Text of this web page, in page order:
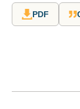
PDF